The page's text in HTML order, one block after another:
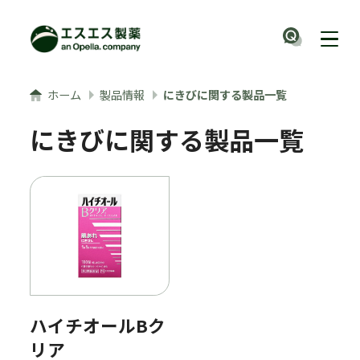
ナビ
ホーム 製品情報 にきびに関する製品一覧
にきびに関する製品一覧
ハイチオールBク
リア